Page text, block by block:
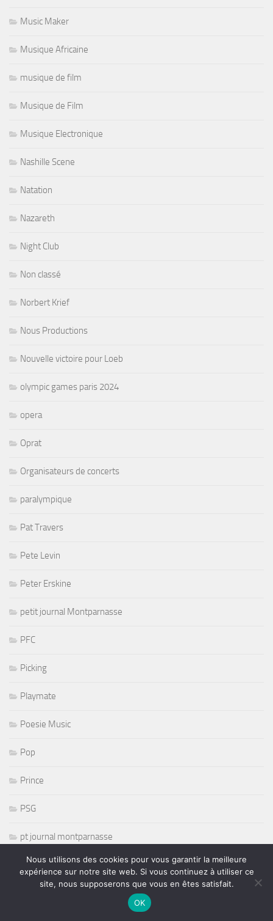
Music Maker
Musique Africaine
musique de film
Musique de Film
Musique Electronique
Nashille Scene
Natation
Nazareth
Night Club
Non classé
Norbert Krief
Nous Productions
Nouvelle victoire pour Loeb
olympic games paris 2024
opera
Oprat
Organisateurs de concerts
paralympique
Pat Travers
Pete Levin
Peter Erskine
petit journal Montparnasse
PFC
Picking
Playmate
Poesie Music
Pop
Prince
PSG
pt journal montparnasse
Punk
Nous utilisons des cookies pour vous garantir la meilleure
expérience sur notre site web. Si vous continuez à utiliser ce
site, nous supposerons que vous en êtes satisfait.
OK